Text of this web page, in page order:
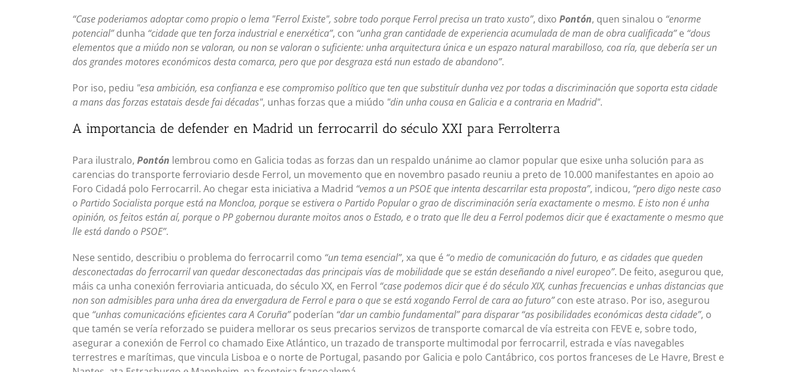
“Case poderiamos adoptar como propio o lema "Ferrol Existe", sobre todo porque Ferrol precisa un trato xusto”, dixo Pontón, quen sinalou o “enorme
potencial”dunha “cidade que ten forza industrial e enerxética”, con “unha gran cantidade de experiencia acumulada de man de obra cualificada”e “dous
elementos que a miúdo non se valoran, ou non se valoran o suficiente: unha arquitectura única e un espazo natural marabilloso, coa ría, que debería ser un
dos grandes motores económicos desta comarca, pero que por desgraza está nun estado de abandono”.
Por iso, pediu "esa ambición, esa confianza e ese compromiso político que ten que substituír dunha vez por todas a discriminación que soporta esta cidade
a mans das forzas estatais desde fai décadas", unhas forzas que a miúdo "din unha cousa en Galicia e a contraria en Madrid".
A importancia de defender en Madrid un ferrocarril do século XXI para Ferrolterra
Para ilustralo, Pontón lembrou como en Galicia todas as forzas dan un respaldo unánime ao clamor popular que esixe unha solución para as
carencias do transporte ferroviario desde Ferrol, un movemento que en novembro pasado reuniu a preto de 10.000 manifestantes en apoio ao
Foro Cidadá polo Ferrocarril. Ao chegar esta iniciativa a Madrid “vemos a un PSOE que intenta descarrilar esta proposta”, indicou, “pero digo neste caso
o Partido Socialista porque está na Moncloa, porque se estivera o Partido Popular o grao de discriminación sería exactamente o mesmo. E isto non é unha
opinión, os feitos están aí, porque o PP gobernou durante moitos anos o Estado, e o trato que lle deu a Ferrol podemos dicir que é exactamente o mesmo que
lle está dando o PSOE”.
Nese sentido, describiu o problema do ferrocarril como “un tema esencial”, xa que é “o medio de comunicación do futuro, e as cidades que queden
desconectadas do ferrocarril van quedar desconectadas das principais vías de mobilidade que se están deseñando a nivel europeo”. De feito, asegurou que,
máis ca unha conexión ferroviaria anticuada, do século XX, en Ferrol “case podemos dicir que é do século XIX, cunhas frecuencias e unhas distancias que
non son admisibles para unha área da envergadura de Ferrol e para o que se está xogando Ferrol de cara ao futuro”con este atraso. Por iso, asegurou
que “unhas comunicacións eficientes cara A Coruña”poderían “dar un cambio fundamental” para disparar “as posibilidades económicas desta cidade”, o
que tamén se vería reforzado se puidera mellorar os seus precarios servizos de transporte comarcal de vía estreita con FEVE e, sobre todo,
asegurar a conexión de Ferrol co chamado Eixe Atlántico, un trazado de transporte multimodal por ferrocarril, estrada e vías navegables
terrestres e marítimas, que vincula Lisboa e o norte de Portugal, pasando por Galicia e polo Cantábrico, cos portos franceses de Le Havre, Brest e